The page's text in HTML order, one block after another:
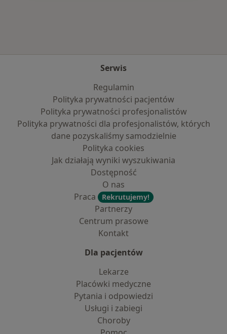
Serwis
Regulamin
Polityka prywatności pacjentów
Polityka prywatności profesjonalistów
Polityka prywatności dla profesjonalistów, których
dane pozyskaliśmy samodzielnie
Polityka cookies
Jak działają wyniki wyszukiwania
Dostępność
O nas
Praca
Rekrutujemy!
Partnerzy
Centrum prasowe
Kontakt
Dla pacjentów
Lekarze
Placówki medyczne
Pytania i odpowiedzi
Usługi i zabiegi
Choroby